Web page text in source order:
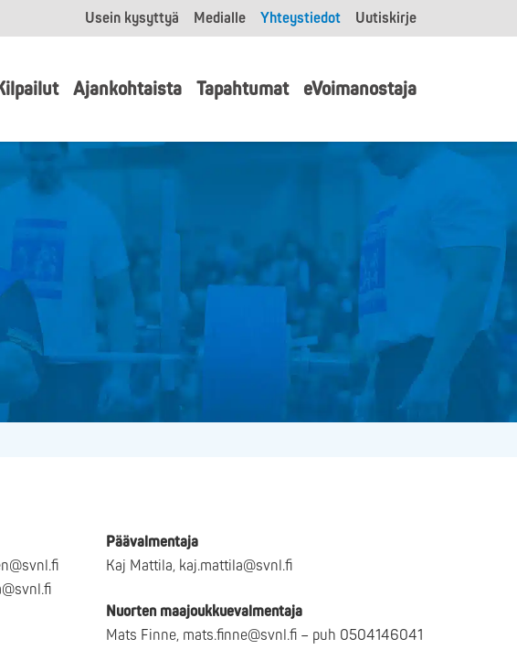
Usein kysyttyä Medialle Yhteystiedot Uutiskirje
Ajankohtaista Tapahtumat eVoimanostaja
Päävalmentaja
Kaj Mattila, kaj.mattila@svnl.fi
Nuorten maajoukkuevalmentaja
Mats Finne, mats.finne@svnl.fi – puh 0504146041